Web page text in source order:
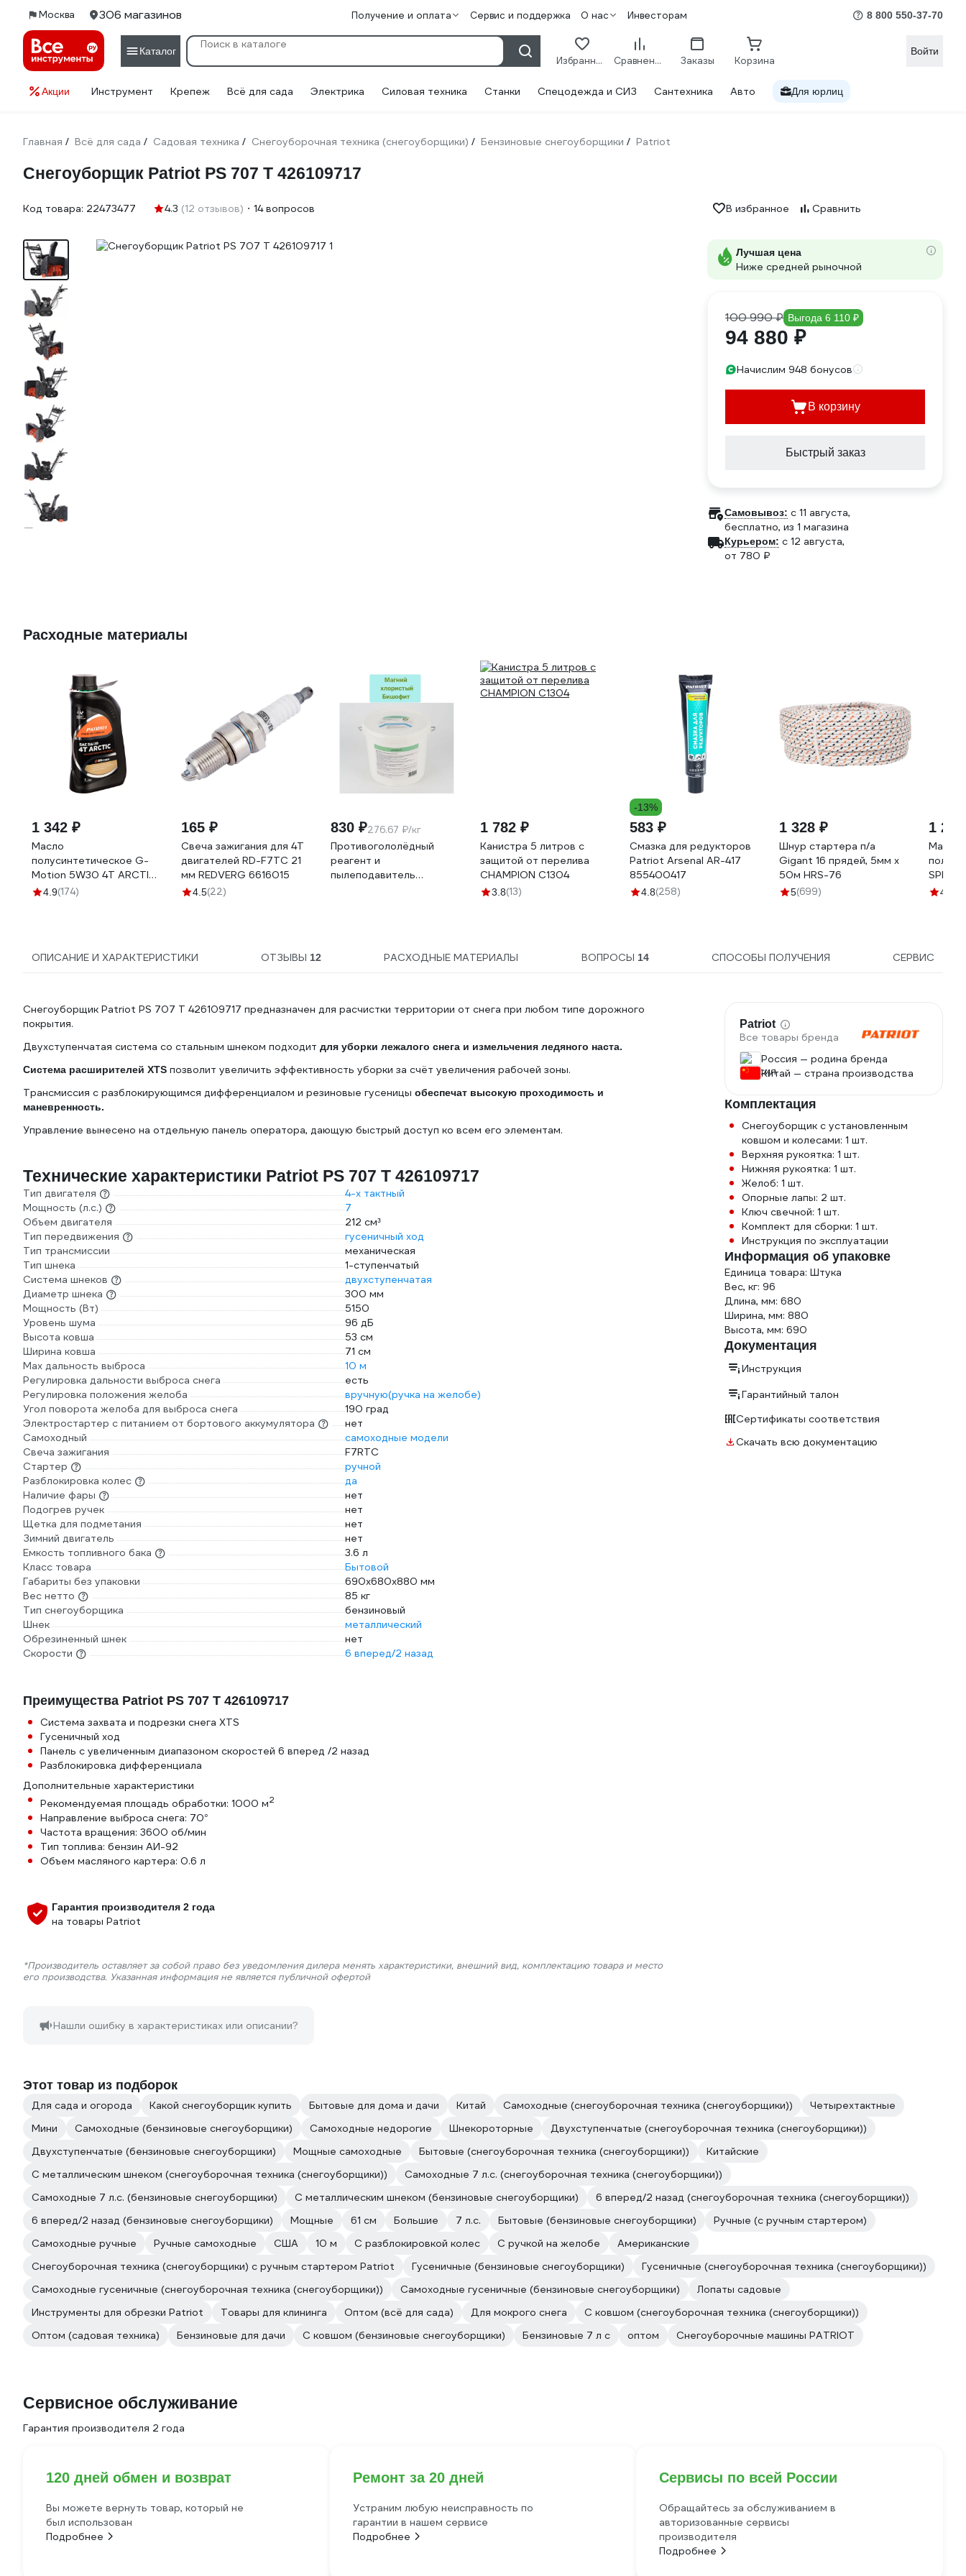
Москва 306 магазинов Получение и оплата Сервис и поддержка О нас Инвесторам 8 800 550-37-70
Каталог
Избранное Сравнение Заказы Корзина
Войти
Акции Инструмент Крепеж Всё для сада Электрика Силовая техника Станки Спецодежда и СИЗ Сантехника Авто Для юрлиц
Главная / Всё для сада / Садовая техника / Снегоуборочная техника (снегоуборщики) / Бензиновые снегоуборщики / Patriot
Снегоуборщик Patriot PS 707 T 426109717
Код товара: 22473477 4.3 (12 отзывов) 14 вопросов В избранное Сравнить
Лучшая цена
Ниже средней рыночной
100 990 ₽ Выгода 6 110 ₽
94 880 ₽
Начислим 948 бонусов
В корзину
Быстрый заказ
Самовывоз: c 11 августа,
бесплатно, из 1 магазина
Курьером: c 12 августа,
от 780 ₽
Расходные материалы
1 342 ₽
Масло
полусинтетическое G-
Motion 5W30 4Т ARCTIC
(1 л) PATRIOT 850030100
4.9(174)
165 ₽
Свеча зажигания для 4Т
двигателей RD-F7TC 21
мм REDVERG 6616015
4.5(22)
830 ₽276.67 ₽/кг
Противогололёдный
реагент и
пылеподавитель
1 782 ₽
Канистра 5 литров с
защитой от перелива
CHAMPION C1304
3.8(13)
-13%
583 ₽
Смазка для редукторов
Patriot Arsenal AR-417
855400417
4.8(258)
1 328 ₽
Шнур стартера п/а
Gigant 16 прядей, 5мм x
50м HRS-76
5(699)
1
Масло
304.8
ОПИСАНИЕ И ХАРАКТЕРИСТИКИ ОТЗЫВЫ 12 РАСХОДНЫЕ МАТЕРИАЛЫ ВОПРОСЫ 14 СПОСОБЫ ПОЛУЧЕНИЯ СЕРВИС
Снегоуборщик Patriot PS 707 T 426109717 предназначен для расчистки территории от снега при любом типе дорожного
покрытия.
Двухступенчатая система со стальным шнеком подходит для уборки лежалого снега и измельчения ледяного наста.
Система расширителей XTS позволит увеличить эффективность уборки за счёт увеличения рабочей зоны.
Трансмиссия с разблокирующимся дифференциалом и резиновые гусеницы обеспечат высокую проходимость и
маневренность.
Управление вынесено на отдельную панель оператора, дающую быстрый доступ ко всем его элементам.
Технические характеристики Patriot PS 707 T 426109717
Тип двигателя
4-х тактный
Мощность (л.с.)
7
Объем двигателя
212 см³
Тип передвижения
гусеничный ход
Тип трансмиссии
механическая
Тип шнека
1-ступенчатый
Система шнеков
двухступенчатая
Диаметр шнека
300 мм
Мощность (Вт)
5150
Уровень шума
96 дБ
Высота ковша
53 см
Ширина ковша
71 см
Max дальность выброса
10 м
Регулировка дальности выброса снега
есть
Регулировка положения желоба
вручную(ручка на желобе)
Угол поворота желоба для выброса снега
190 град
Электростартер с питанием от бортового аккумулятора
нет
Самоходный
самоходные модели
Свеча зажигания
F7RTC
Стартер
ручной
Разблокировка колес
да
Наличие фары
нет
Подогрев ручек
нет
Щетка для подметания
нет
Зимний двигатель
нет
Емкость топливного бака
3.6 л
Класс товара
Бытовой
Габариты без упаковки
690х680х880 мм
Вес нетто
85 кг
Тип снегоуборщика
бензиновый
Шнек
металлический
Обрезиненный шнек
нет
Скорости
6 вперед/2 назад
Преимущества Patriot PS 707 T 426109717
Система захвата и подрезки снега XTS
Гусеничный ход
Панель с увеличенным диапазоном скоростей 6 вперед /2 назад
Разблокировка дифференциала
Дополнительные характеристики
Рекомендуемая площадь обработки: 1000 м2
Направление выброса снега: 70°
Частота вращения: 3600 об/мин
Тип топлива: бензин АИ-92
Объем масляного картера: 0.6 л
Гарантия производителя 2 года
на товары Patriot
*Производитель оставляет за собой право без уведомления дилера менять характеристики, внешний вид, комплектацию товара и место
его производства. Указанная информация не является публичной офертой
Нашли ошибку в характеристиках или описании?
Patriot
Все товары бренда
Россия — родина бренда
Китай — страна производства
Комплектация
Снегоуборщик с установленным
ковшом и колесами: 1 шт.
Верхняя рукоятка: 1 шт.
Нижняя рукоятка: 1 шт.
Желоб: 1 шт.
Опорные лапы: 2 шт.
Ключ свечной: 1 шт.
Комплект для сборки: 1 шт.
Инструкция по эксплуатации
Информация об упаковке
Единица товара: Штука
Вес, кг: 96
Длина, мм: 680
Ширина, мм: 880
Высота, мм: 690
Документация
Инструкция
Гарантийный талон
Сертификаты соответствия
Скачать всю документацию
Этот товар из подборок
Для сада и огорода Какой снегоуборщик купить Бытовые для дома и дачи Китай Самоходные (снегоуборочная техника (снегоуборщики))
Четырехтактные
Мини
Самоходные (бензиновые снегоуборщики) Самоходные недорогие Шнекороторные
Двухступенчатые (снегоуборочная техника (снегоуборщики))
Двухступенчатые (бензиновые снегоуборщики)
Мощные самоходные Бытовые (снегоуборочная техника (снегоуборщики))
Китайские
С металлическим шнеком (снегоуборочная техника (снегоуборщики))
Самоходные 7 л.с. (снегоуборочная техника (снегоуборщики))
Самоходные 7 л.с. (бензиновые снегоуборщики)
С металлическим шнеком (бензиновые снегоуборщики)
6 вперед/2 назад (снегоуборочная техника (снегоуборщики))
6 вперед/2 назад (бензиновые снегоуборщики)
Мощные 61 см Большие 7 л.с. Бытовые (бензиновые снегоуборщики)
Ручные (с ручным стартером)
Самоходные ручные
Ручные самоходные США 10 м С разблокировкой колес С ручкой на желобе
Американские
Снегоуборочная техника (снегоуборщики) с ручным стартером Patriot
Гусеничные (бензиновые снегоуборщики)
Гусеничные (снегоуборочная техника (снегоуборщики))
Самоходные гусеничные (снегоуборочная техника (снегоуборщики))
Самоходные гусеничные (бензиновые снегоуборщики)
Лопаты садовые
Инструменты для обрезки Patriot
Товары для клининга Оптом (всё для сада) Для мокрого снега
С ковшом (снегоуборочная техника (снегоуборщики))
Оптом (садовая техника)
Бензиновые для дачи С ковшом (бензиновые снегоуборщики) Бензиновые 7 л с оптом Снегоуборочные машины PATRIOT
Сервисное обслуживание
Гарантия производителя 2 года
120 дней обмен и возврат
Вы можете вернуть товар, который не
был использован
Подробнее
Ремонт за 20 дней
Устраним любую неисправность по
гарантии в нашем сервисе
Подробнее
Сервисы по всей России
Обращайтесь за обслуживанием в
авторизованные сервисы
производителя
Подробнее